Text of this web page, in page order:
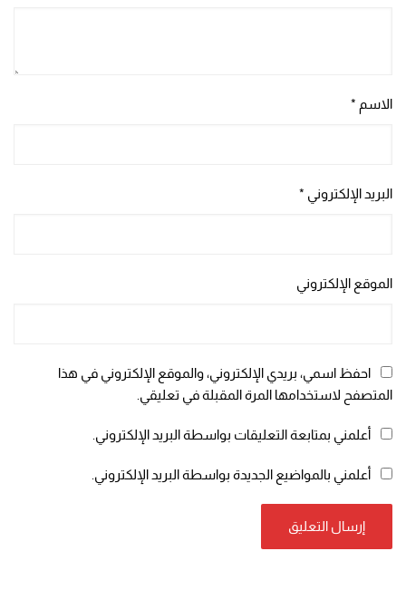
الاسم *
البريد الإلكتروني *
الموقع الإلكتروني
احفظ اسمي، بريدي الإلكتروني، والموقع الإلكتروني في هذا
المتصفح لاستخدامها المرة المقبلة في تعليقي.
أعلمني بمتابعة التعليقات بواسطة البريد الإلكتروني.
أعلمني بالمواضيع الجديدة بواسطة البريد الإلكتروني.